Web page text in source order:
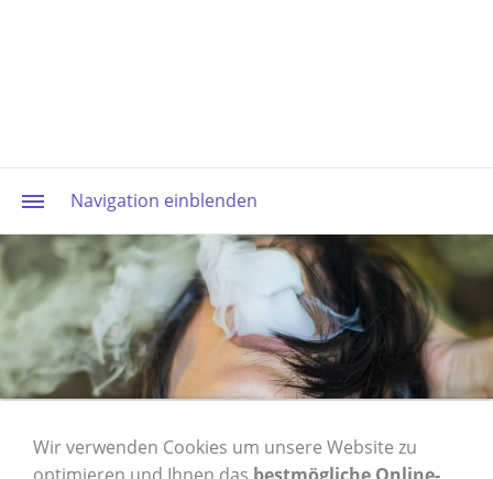
Navigation einblenden
1 Karton OCB rolls
Wir verwenden Cookies um unsere Website zu